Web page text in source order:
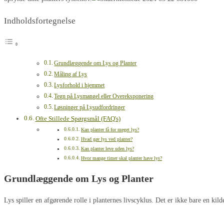
Indholdsfortegnelse
Grundlæggende om Lys og Planter
Måling af Lys
Lysforhold i hjemmet
Tegn på Lysmangel eller Overeksponering
Løsninger på Lysudfordringer
Ofte Stillede Spørgsmål (FAQ's)
Kan planter få for meget lys?
Hvad gør lys ved planter?
Kan planter leve uden lys?
Hvor mange timer skal planter have lys?
Grundlæggende om Lys og Planter
Lys spiller en afgørende rolle i planternes livscyklus. Det er ikke bare en